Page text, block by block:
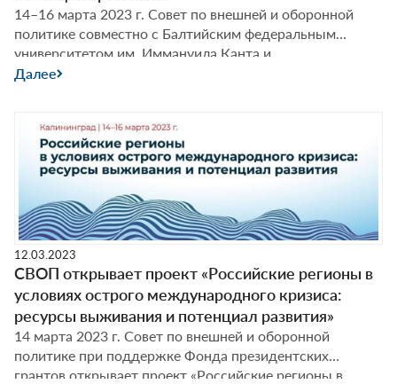
14–16 марта 2023 г. Совет по внешней и оборонной
политике совместно с Балтийским федеральным
университетом им. Иммануила Канта и
информационно-аналитическим
международного кризиса: ресурсы выживания и
потенциал развития».
Далее
12.03.2023
СВОП открывает проект «Российские регионы в
условиях острого международного кризиса:
ресурсы выживания и потенциал развития»
14 марта 2023 г. Совет по внешней и оборонной
политике при поддержке Фонда президентских
грантов открывает проект «Российские регионы в